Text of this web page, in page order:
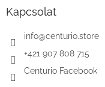
Kapcsolat
info@centurio.store
+421 907 808 715
Centurio Facebook